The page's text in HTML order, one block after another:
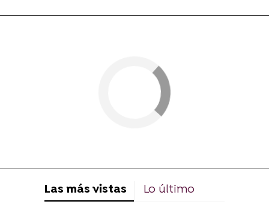
Las más vistas Lo último